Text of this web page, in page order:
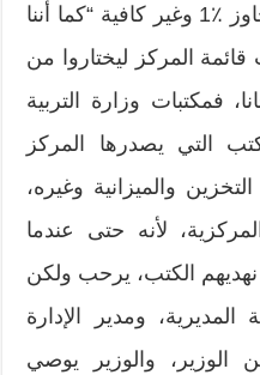
‬2500‮ ‬كتاب،‮ ‬فهي نسبة لا تتجاوز‮ ‬1٪‮ ‬وغير كافية‮ “‬كما أننا
المركز ليختاروا من
بينها يطلبون منا إرسالها مجانا،‮ ‬فمكتبات وزارة التربية
التي يصدرها المركز
‬ولكن المشكلة تكمن في المركزية،‮ ‬لأنه حتى عندما
أعرض على مدير مدرسة أن نهديهم الكتب،‮ ‬يرحب ولكن
يطلب الحصول على موافقة المديرية،‮ ‬ومدير الإدارة
يرحب ولكنه يطلب إذنا من الوزير،‮ ‬والوزير يوصي